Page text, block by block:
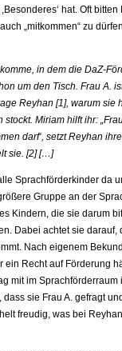
hat. Oft bitten
„mitkommen“ zu
in dem die DaZ-
um den Tisch. Frau A.
Reyhan [1], warum sie
Miriam hilft ihr:
darf‘, setzt Reyhan
sie. [2] […]
Sprachförderkinder da
Gruppe an der
Kindern, die sie darum
Dabei achtet sie darauf,
Nach eigenem
ein Recht auf Förderung
mit im Sprachförderraum
sie Frau A. gefragt
freudig, was bei